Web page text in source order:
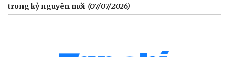
trong kỷ nguyên mới (07/07/2026)